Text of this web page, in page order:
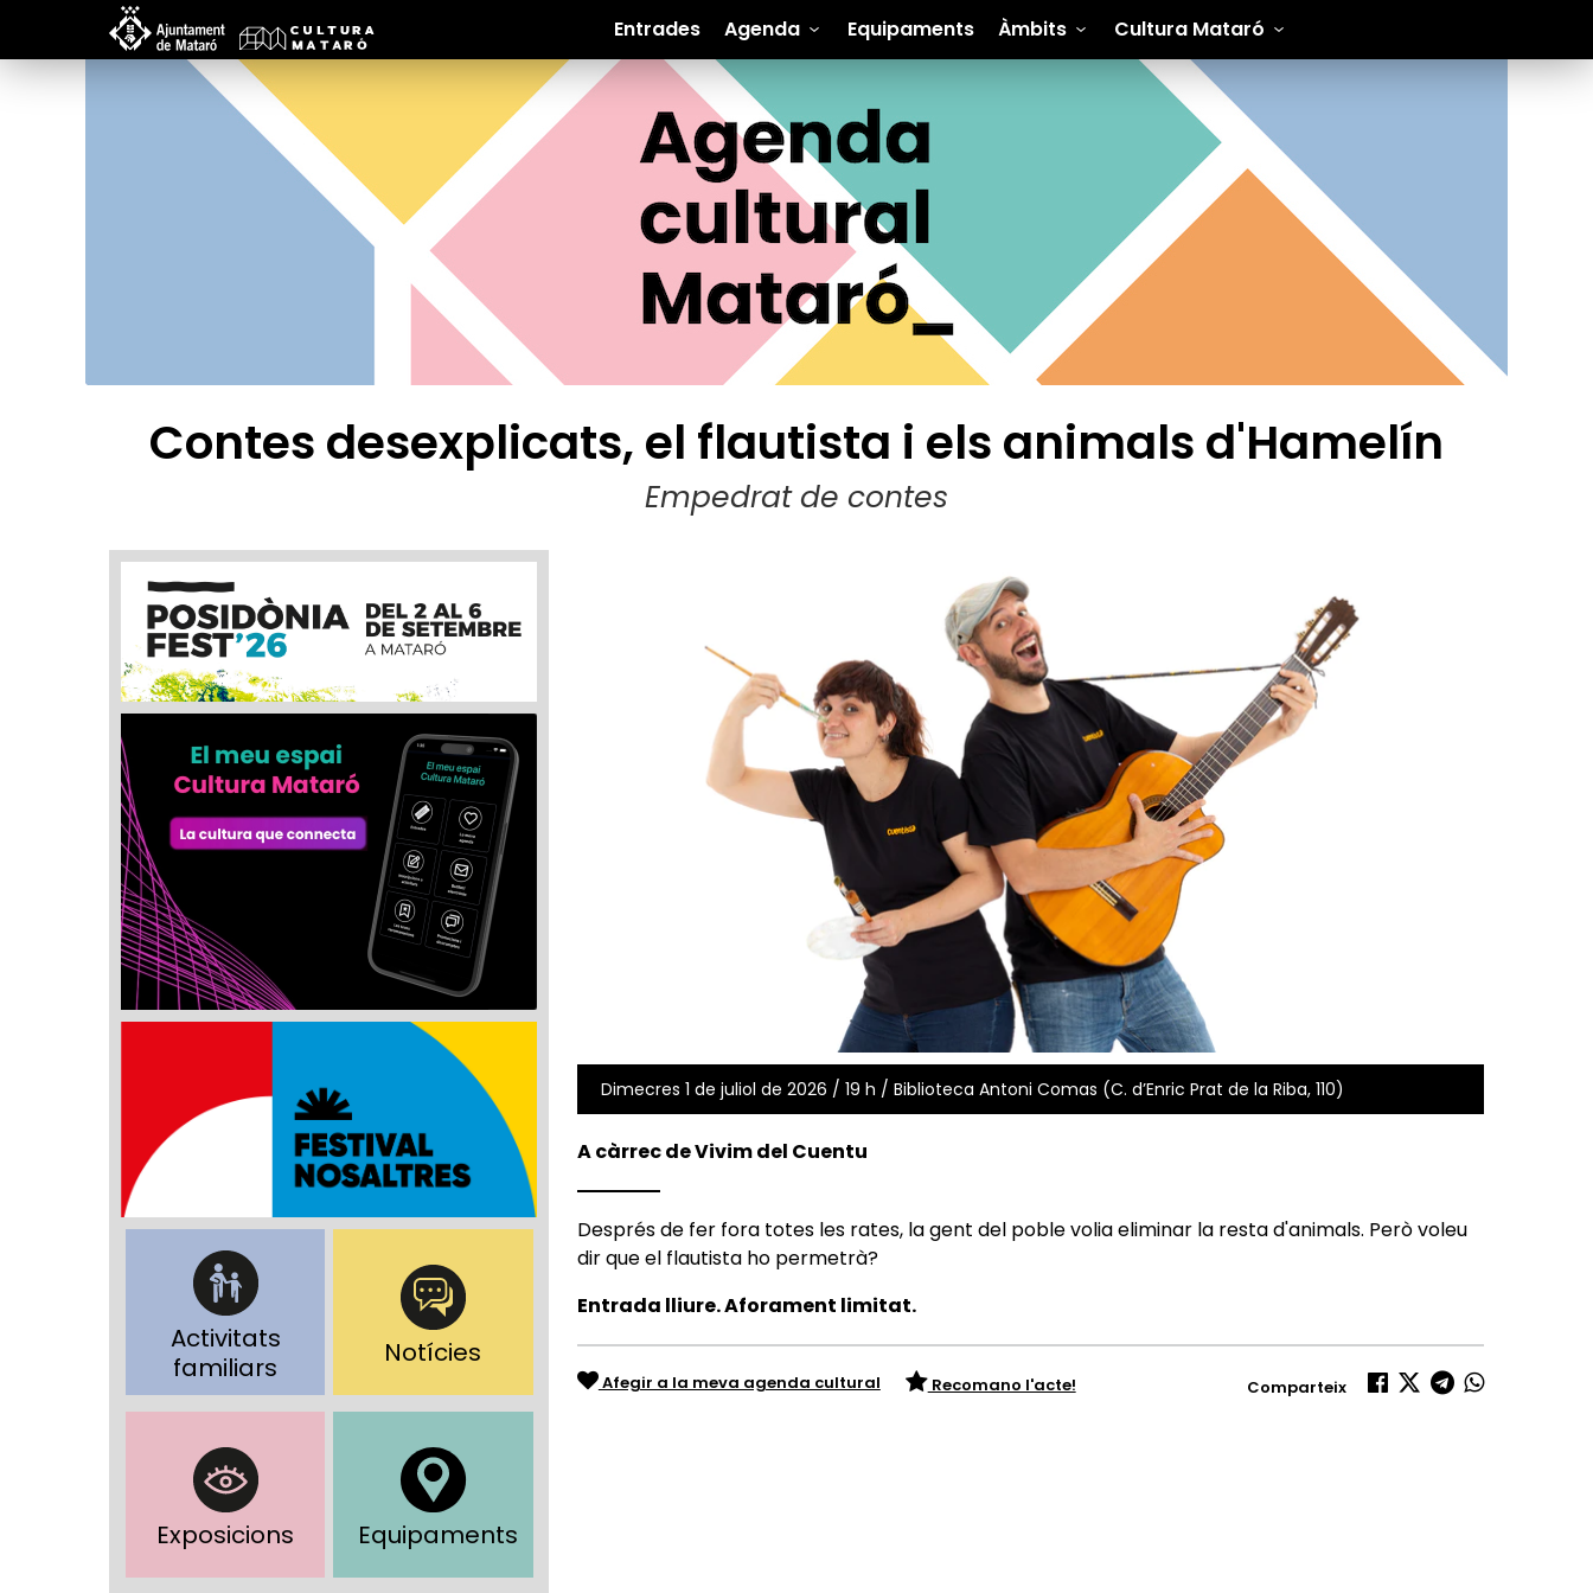
Entrades Agenda Equipaments Àmbits Cultura Mataró
Contes desexplicats, el flautista i els animals d'Hamelín
Empedrat de contes
Activitats
familiars
Notícies
Exposicions Equipaments
Dimecres 1 de juliol de 2026 / 19 h / Biblioteca Antoni Comas (C. d’Enric Prat de la Riba, 110)
A càrrec de Vivim del Cuentu
Després de fer fora totes les rates, la gent del poble volia eliminar la resta d'animals. Però voleu
dir que el flautista ho permetrà?
Entrada lliure. Aforament limitat.
Afegir a la meva agenda cultural Recomano l'acte! Comparteix